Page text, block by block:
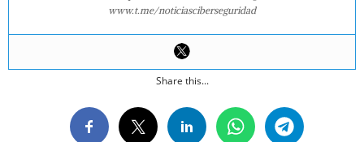
www.t.me/noticiasciberseguridad
Share this...